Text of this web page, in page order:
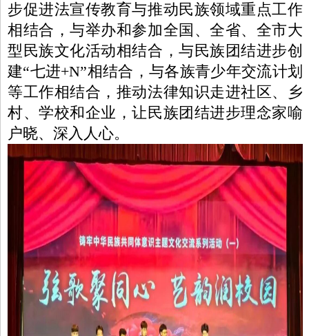
步促进法宣传教育与推动民族领域重点工作
相结合，与举办和参加全国、全省、全市大
型民族文化活动相结合，与民族团结进步创
建“七进+N”相结合，与各族青少年交流计划
等工作相结合，推动法律知识走进社区、乡
村、学校和企业，让民族团结进步理念家喻
户晓、深入人心。